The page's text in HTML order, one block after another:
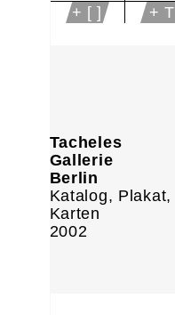
+ [ ]
+ T
Tacheles
Gallerie
Berlin
Katalog, Plakat,
Karten
2002